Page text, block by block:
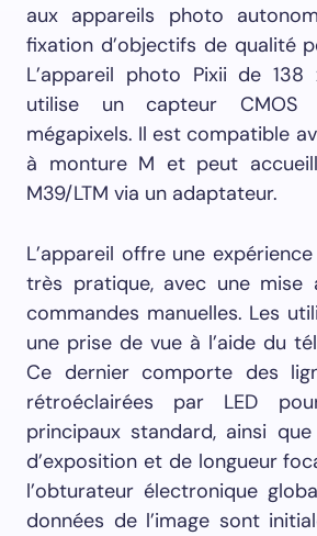
aux appareils photo
fixation d’objectifs de qualité
L’appareil photo Pixii de
utilise un capteur CMOS
mégapixels. Il est compatible
à monture M et peut
M39/LTM via un adaptateur.
L’appareil offre une
très pratique, avec une
commandes manuelles. Les
une prise de vue à l’aide du
Ce dernier comporte des
rétroéclairées par LED
principaux standard, ainsi
d’exposition et de longueur
l’obturateur électronique
données de l’image sont